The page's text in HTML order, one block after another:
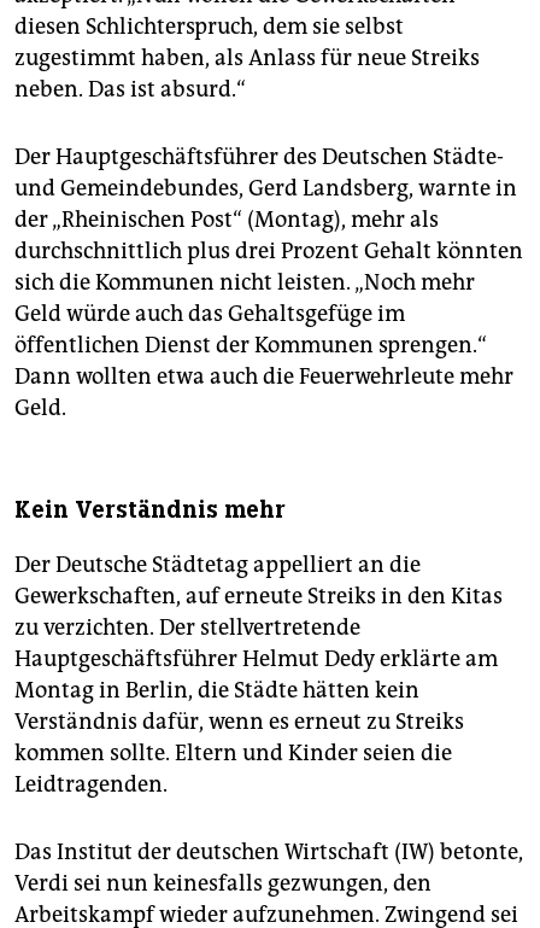
diesen Schlichterspruch, dem sie selbst
zugestimmt haben, als Anlass für neue Streiks
neben. Das ist absurd.“
Der Hauptgeschäftsführer des Deutschen Städte-
und Gemeindebundes, Gerd Landsberg, warnte in
der „Rheinischen Post“ (Montag), mehr als
durchschnittlich plus drei Prozent Gehalt könnten
sich die Kommunen nicht leisten. „Noch mehr
Geld würde auch das Gehaltsgefüge im
öffentlichen Dienst der Kommunen sprengen.“
Dann wollten etwa auch die Feuerwehrleute mehr
Geld.
Kein Verständnis mehr
Der Deutsche Städtetag appelliert an die
Gewerkschaften, auf erneute Streiks in den Kitas
zu verzichten. Der stellvertretende
Hauptgeschäftsführer Helmut Dedy erklärte am
Montag in Berlin, die Städte hätten kein
Verständnis dafür, wenn es erneut zu Streiks
kommen sollte. Eltern und Kinder seien die
Leidtragenden.
Das Institut der deutschen Wirtschaft (IW) betonte,
Verdi sei nun keinesfalls gezwungen, den
Arbeitskampf wieder aufzunehmen. Zwingend sei